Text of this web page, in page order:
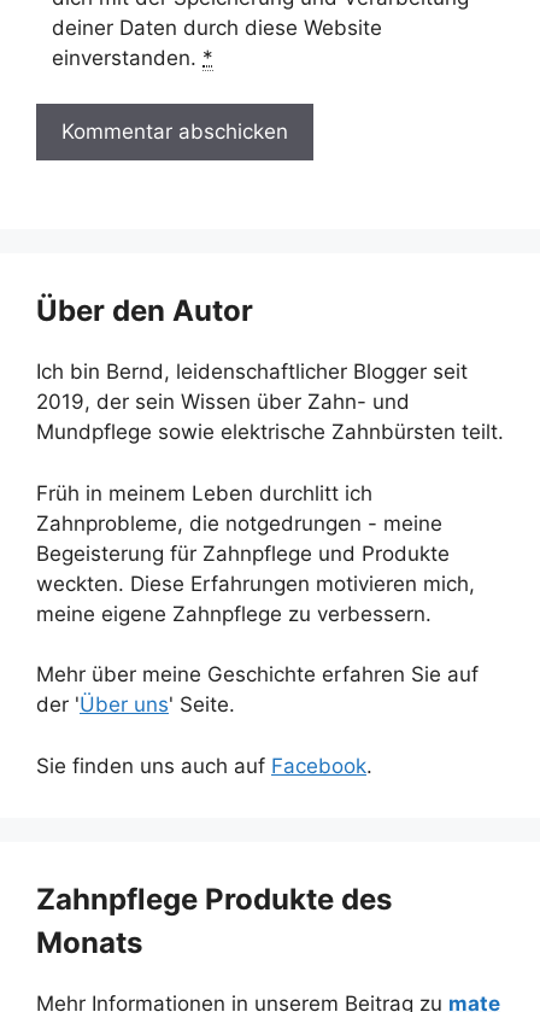
deiner Daten durch diese Website
einverstanden. *
Über den Autor
Ich bin Bernd, leidenschaftlicher Blogger seit
2019, der sein Wissen über Zahn- und
Mundpflege sowie elektrische Zahnbürsten teilt.
Früh in meinem Leben durchlitt ich
Zahnprobleme, die notgedrungen - meine
Begeisterung für Zahnpflege und Produkte
weckten. Diese Erfahrungen motivieren mich,
meine eigene Zahnpflege zu verbessern.
Mehr über meine Geschichte erfahren Sie auf
der 'Über uns' Seite.
Sie finden uns auch auf Facebook.
Zahnpflege Produkte des
Monats
Mehr Informationen in unserem Beitrag zu mate